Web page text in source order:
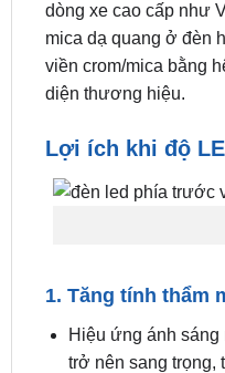
dòng xe cao cấp như
mica dạ quang ở đèn
viền crom/mica bằng
diện thương hiệu.
Lợi ích khi độ
1. Tăng tính thẩm
Hiệu ứng ánh
trở nên sang trọng,